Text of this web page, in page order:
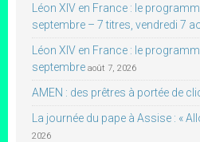
Léon XIV en France : le
septembre – 7 titres, vendredi 7
Léon XIV en France : le
septembre août 7, 2026
AMEN : des prêtres à portée de
La journée du pape à Assise : «
2026